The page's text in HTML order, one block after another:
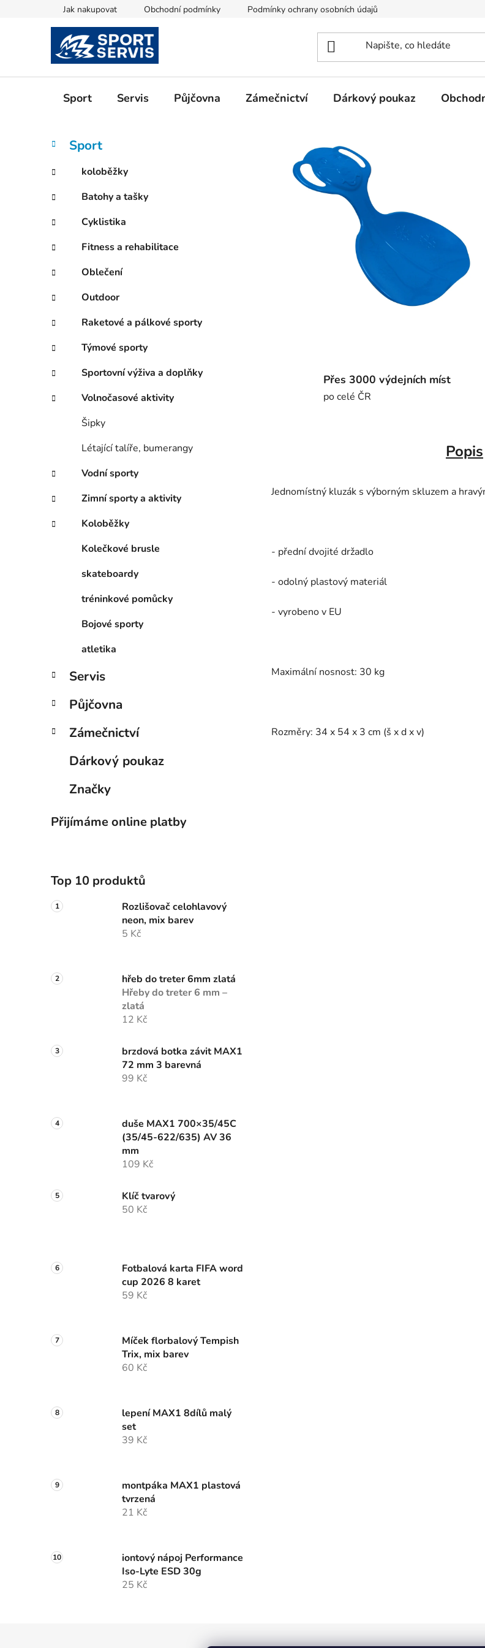
Jak nakupovat Obchodní podmínky Podmínky ochrany osobních údajů
Sport Servis Půjčovna Zámečnictví Dárkový poukaz
P
s
r
a
n
í
p
a
e
l
Přeskočit
kategorie
K
a
e
g
o
r
e
Sport
koloběžky
Batohy a tašky
Cyklistika
Fitness a rehabilitace
Oblečení
Outdoor
Raketové a pálkové sporty
Týmové sporty
Sportovní výživa a doplňky
Volnočasové aktivity
Šipky
Létající talíře, bumerangy
Vodní sporty
Zimní sporty a aktivity
Koloběžky
Kolečkové brusle
skateboardy
tréninkové pomůcky
Bojové sporty
atletika
Servis
Půjčovna
Zámečnictví
Dárkový poukaz
Značky
Přijímáme online platby
Top 10 produktů
Rozlišovač celohlavový
neon, mix barev
5 Kč
hřeb do treter 6mm zlatá
Hřeby do treter 6 mm –
zlatá
12 Kč
brzdová botka závit MAX1
72 mm 3 barevná
99 Kč
duše MAX1 700×35/45C
(35/45-622/635) AV 36
mm
109 Kč
Klíč tvarový
50 Kč
Fotbalová karta FIFA word
cup 2026 8 karet
59 Kč
Míček florbalový Tempish
Trix, mix barev
60 Kč
lepení MAX1 8dílů malý
set
39 Kč
montpáka MAX1 plastová
tvrzená
21 Kč
iontový nápoj Performance
Iso-Lyte ESD 30g
25 Kč
Přes 3000 výdejních míst
po celé ČR
Popis
Jednomístný kluzák s výborným skluzem a
- přední dvojité držadlo
- odolný plastový materiál
- vyrobeno v EU
Maximální nosnost: 30 kg
Rozměry: 34 x 54 x 3 cm (š x d x v)